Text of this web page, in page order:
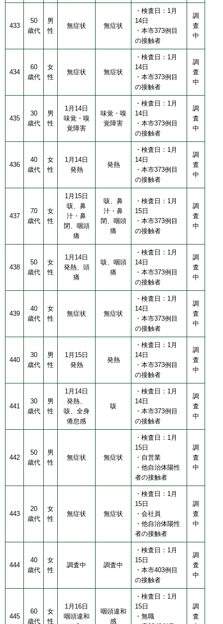
433
50
歳代
男
性
無症状 無症状
・検査日：1月
14日
・本市373例目
の接触者
調
査
中
434
60
歳代
女
性
無症状 無症状
・検査日：1月
14日
・本市373例目
の接触者
調
査
中
435
30
歳代
男
性
1月14日
味覚・嗅
覚障害
味覚・嗅
覚障害
・検査日：1月
14日
・本市373例目
の接触者
調
査
中
436
40
歳代
女
性
1月14日
発熱
発熱
・検査日：1月
14日
・本市373例目
の接触者
調
査
中
437
70
歳代
女
性
1月15日
咳、鼻
汁・鼻
閉、咽頭
痛
咳、鼻
汁・鼻
閉、咽頭
痛
・検査日：1月
15日
・本市373例目
の接触者
調
査
中
438
50
歳代
女
性
1月14日
発熱、頭
痛
咳、咽頭
痛
・検査日：1月
14日
・本市373例目
の接触者
調
査
中
439
40
歳代
女
性
無症状 無症状
・検査日：1月
14日
・本市373例目
の接触者
調
査
中
440
30
歳代
男
性
1月15日
発熱
発熱
・検査日：1月
14日
・本市373例目
の接触者
調
査
中
441
30
歳代
男
性
1月14日
発熱、
咳、全身
倦怠感
咳
・検査日：1月
14日
・本市373例目
の接触者
調
査
中
442
50
歳代
男
性
無症状 無症状
・検査日：1月
15日
・自営業
・他自治体陽性
者の接触者
調
査
中
443
20
歳代
女
性
無症状 無症状
・検査日：1月
15日
・会社員
・他自治体陽性
者の接触者
調
査
中
444
40
歳代
女
性
調査中 調査中
・検査日：1月
15日
・本市403例目
の接触者
調
査
中
445
60
歳代
女
性
1月16日
咽頭違和
咽頭違和
感
・検査日：1月
15日
・無職
調
査